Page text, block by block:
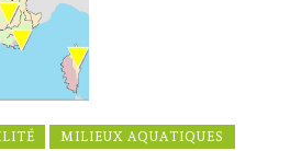
MILIEUX AQUATIQUES